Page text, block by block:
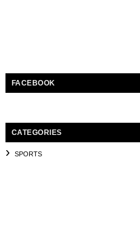
FACEBOOK
CATEGORIES
SPORTS